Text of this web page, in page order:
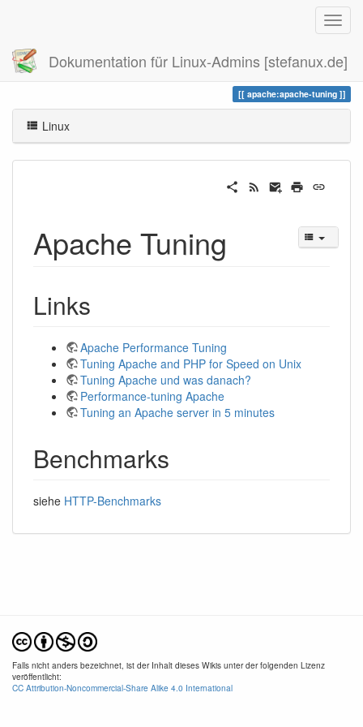
Dokumentation für Linux-Admins [stefanux.de]
Zuletzt angesehen apache-tuning
apache:apache-tuning
Linux
Apache Tuning
Links
Apache Performance Tuning
Tuning Apache and PHP for Speed on Unix
Tuning Apache und was danach?
Performance-tuning Apache
Tuning an Apache server in 5 minutes
Benchmarks
siehe HTTP-Benchmarks
Falls nicht anders bezeichnet, ist der Inhalt dieses Wikis unter der folgenden Lizenz
veröffentlicht:
CC Attribution-Noncommercial-Share Alike 4.0 International